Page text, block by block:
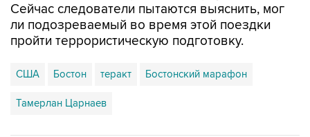
Сейчас следователи пытаются выяснить, мог
ли подозреваемый во время этой поездки
пройти террористическую подготовку.
США Бостон теракт Бостонский марафон
Тамерлан Царнаев